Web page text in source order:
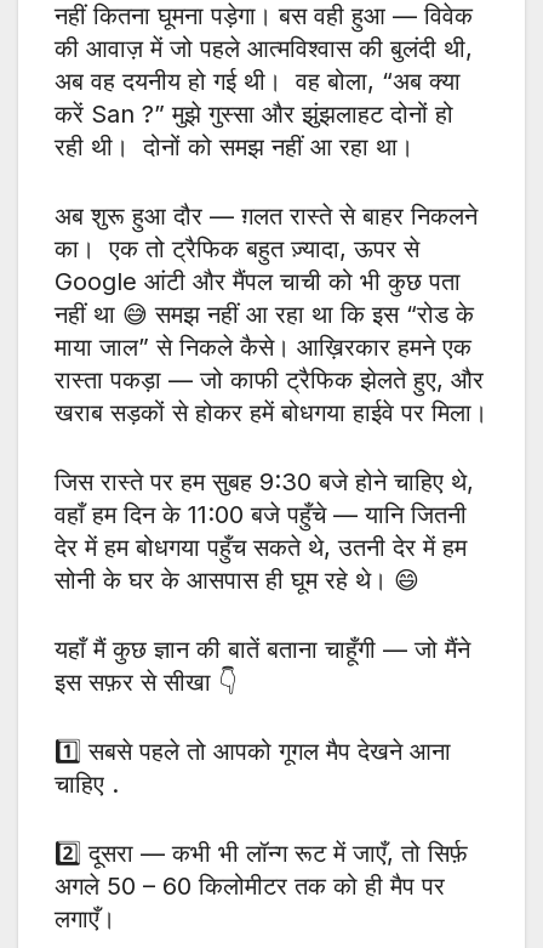
नहीं कितना घूमना पड़ेगा। बस वही हुआ — विवेक
की आवाज़ में जो पहले आत्मविश्वास की बुलंदी थी,
अब वह दयनीय हो गई थी। वह बोला, “अब क्या
करें San ?” मुझे गुस्सा और झुंझलाहट दोनों हो
रही थी। दोनों को समझ नहीं आ रहा था।
अब शुरू हुआ दौर — ग़लत रास्ते से बाहर निकलने
का। एक तो ट्रैफिक बहुत ज़्यादा, ऊपर से
Google आंटी और मैंपल चाची को भी कुछ पता
नहीं था 😅 समझ नहीं आ रहा था कि इस “रोड के
माया जाल” से निकले कैसे। आख़िरकार हमने एक
रास्ता पकड़ा — जो काफी ट्रैफिक झेलते हुए, और
खराब सड़कों से होकर हमें बोधगया हाईवे पर मिला।
जिस रास्ते पर हम सुबह 9:30 बजे होने चाहिए थे,
वहाँ हम दिन के 11:00 बजे पहुँचे — यानि जितनी
देर में हम बोधगया पहुँच सकते थे, उतनी देर में हम
सोनी के घर के आसपास ही घूम रहे थे। 😄
यहाँ मैं कुछ ज्ञान की बातें बताना चाहूँगी — जो मैंने
इस सफ़र से सीखा 👇
1️⃣ सबसे पहले तो आपको गूगल मैप देखने आना
चाहिए .
2️⃣ दूसरा — कभी भी लॉन्ग रूट में जाएँ, तो सिर्फ़
अगले 50 – 60 किलोमीटर तक को ही मैप पर
लगाएँ।